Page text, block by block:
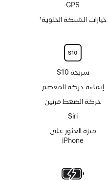
GPS
خيارات الشبكة الخلوية1
شريحة S10
إيماءة حركة المعصم
حركة الضغط مرتين
Siri‏
ميزة العثور على
iPhone